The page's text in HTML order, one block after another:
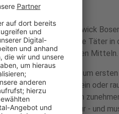
Andre Davis (Chadwick
- denn er soll die Täter in
der greift zu drastischen Mitteln.
werden zum
kommt mehr rein oder
nach den Tätern
auf die Spur - und